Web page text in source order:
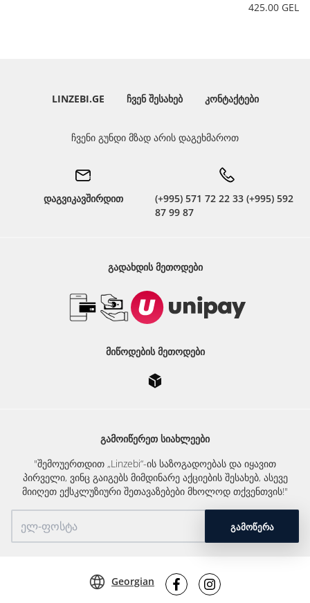
425.00 GEL
LINZEBI.GE ᲩᲕᲔᲜ ᲨᲔᲡᲐᲮᲔᲑ ᲙᲝᲜᲢᲐᲥᲢᲔᲑᲘ
ჩვენი გუნდი მზად არის დაგეხმაროთ
დაგვიკავშირდით
(+995) 571 72 22 33 (+995) 592
87 99 87
ᲒᲐᲓᲐᲮᲓᲘᲡ ᲛᲔᲗᲝᲓᲔᲑᲘ
ᲛᲘᲬᲝᲓᲔᲑᲘᲡ ᲛᲔᲗᲝᲓᲔᲑᲘ
ᲒᲐᲛᲝᲘᲬᲔᲠᲔᲗ ᲡᲘᲐᲮᲚᲔᲔᲑᲘ
"შემოუერთდით „Linzebi“-ის საზოგადოებას და იყავით
პირველი, ვინც გაიგებს მიმდინარე აქციების შესახებ, ასევე
მიიღეთ ექსკლუზიური შეთავაზებები მხოლოდ თქვენთვის!"
ᲒᲐᲛᲝᲬᲔᲠᲐ
Georgian